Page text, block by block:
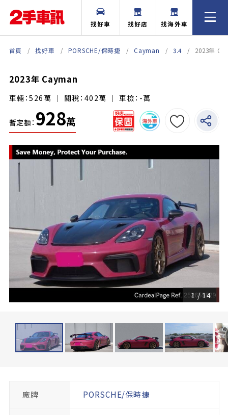
找好車 找好店 找海外車
首頁 找好車 PORSCHE/保時捷 Cayman 3.4 2023年
2023年 Cayman
車輛：526萬 ｜ 關稅：402萬 ｜ 車檢：-萬
暫定額： 928萬
1/14
廠牌 PORSCHE/保時捷